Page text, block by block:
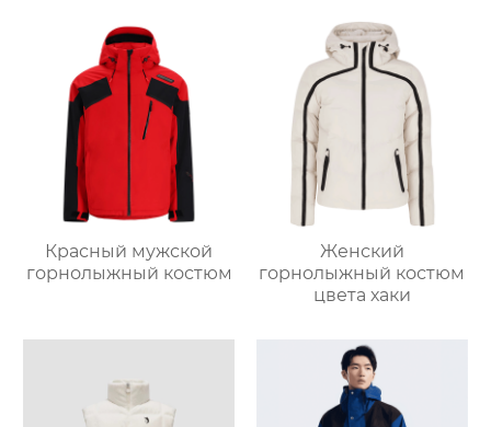
Красный мужской
горнолыжный костюм
Женский
горнолыжный костюм
цвета хаки